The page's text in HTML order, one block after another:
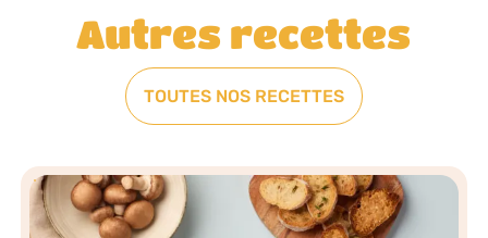
Autres recettes
TOUTES NOS RECETTES